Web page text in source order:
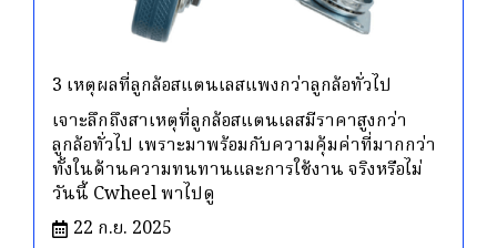
3 เหตุผลที่ลูกล้อสแตนเลสแพงกว่าลูกล้อทั่วไป
เจาะลึกถึงสาเหตุที่ลูกล้อสแตนเลสมีราคาสูงกว่า
ลูกล้อทั่วไป เพราะมาพร้อมกับความคุ้มค่าที่มากกว่า
ทั้งในด้านความทนทานและการใช้งาน จริงหรือไม่
วันนี้ Cwheel พาไปดู
22 ก.ย. 2025